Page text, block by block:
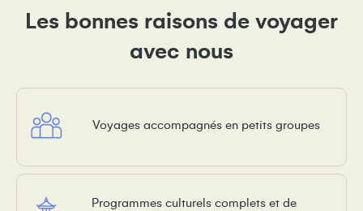
Les bonnes raisons de voyager
avec nous
Voyages accompagnés en petits groupes
Programmes culturels complets et de